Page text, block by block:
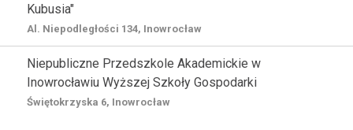
Kubusia"
Al. Niepodległości 134, Inowrocław
Niepubliczne Przedszkole Akademickie w
Inowrocławiu Wyższej Szkoły Gospodarki
Świętokrzyska 6, Inowrocław